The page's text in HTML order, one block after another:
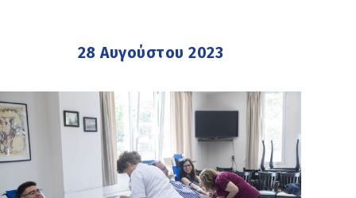
28 Αυγούστου 2023